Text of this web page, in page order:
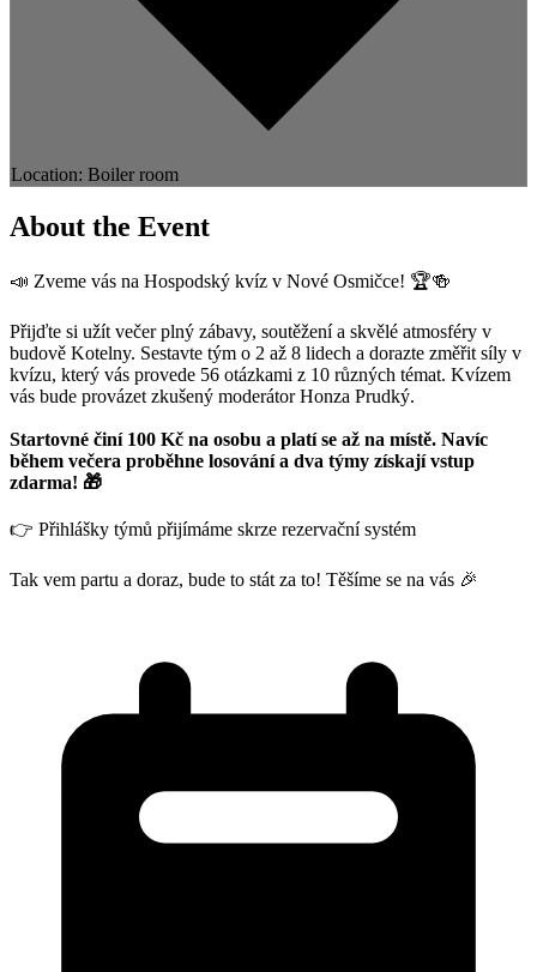
Location: Boiler room
About the Event
📣 Zveme vás na Hospodský kvíz v Nové Osmičce! 🏆🍻
Přijďte si užít večer plný zábavy, soutěžení a skvělé atmosféry v
budově Kotelny. Sestavte tým o 2 až 8 lidech a dorazte změřit síly v
kvízu, který vás provede 56 otázkami z 10 různých témat. Kvízem
vás bude provázet zkušený moderátor Honza Prudký.
Startovné činí 100 Kč na osobu a platí se až na místě. Navíc
během večera proběhne losování a dva týmy získají vstup
zdarma! 🎁
👉 Přihlášky týmů přijímáme skrze rezervační systém
Tak vem partu a doraz, bude to stát za to! Těšíme se na vás 🎉